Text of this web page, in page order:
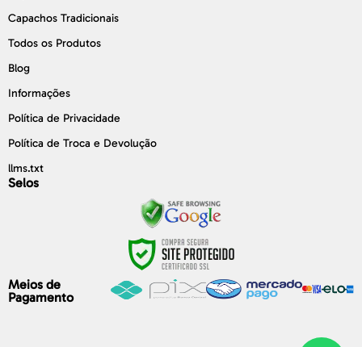
Capachos Tradicionais
Todos os Produtos
Blog
Informações
Política de Privacidade
Política de Troca e Devolução
llms.txt
Selos
Meios de
Pagamento